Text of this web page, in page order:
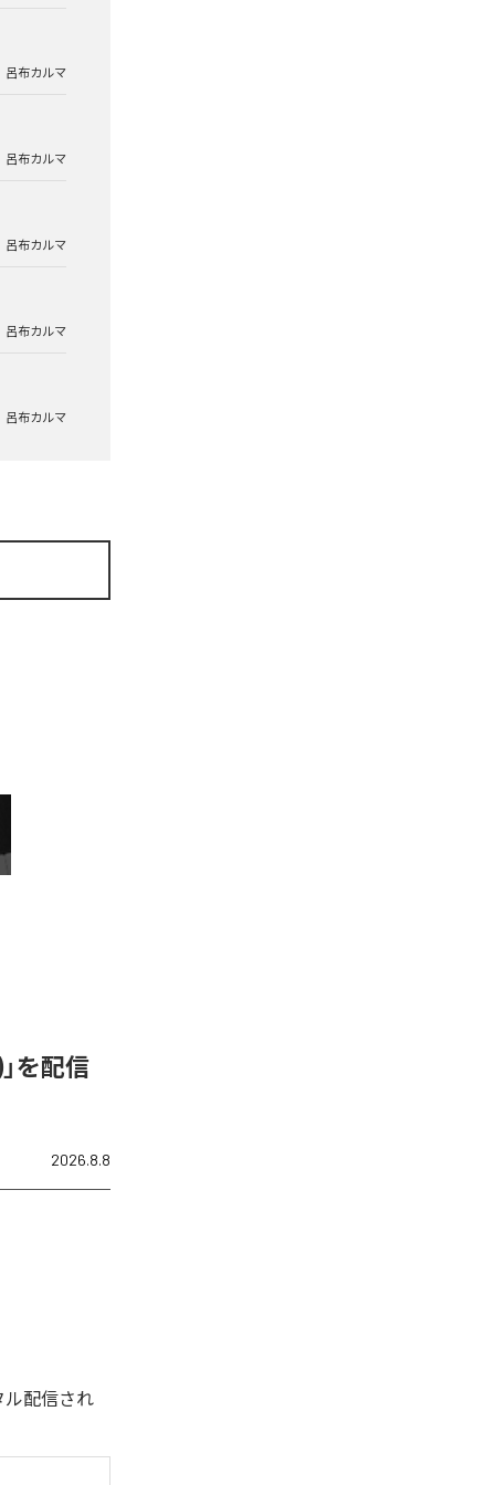
呂布カルマ
呂布カルマ
呂布カルマ
呂布カルマ
呂布カルマ
を配信
2026.8.8
ル配信され